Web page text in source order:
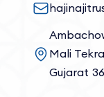
Mali
Gujarat